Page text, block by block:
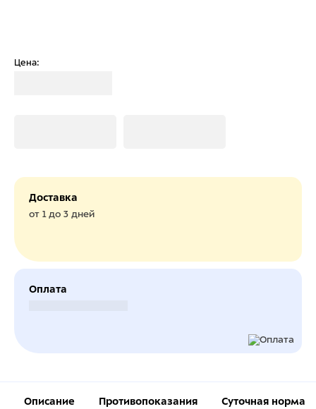
Цена:
Доставка
от 1 до 3 дней
Оплата
Описание Противопоказания Суточная норма